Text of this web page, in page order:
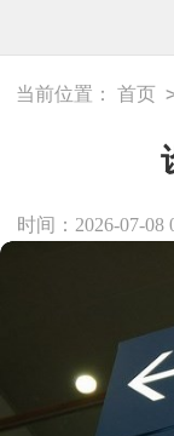
当前位置： 首页
时间：2026-07-08